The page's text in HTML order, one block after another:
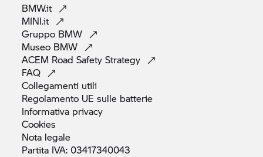
BMW.it
MINI.it
Gruppo BMW
Museo BMW
ACEM Road SafetyStrategy
FAQ
Collegamenti utili
Regolamento UE sulle batterie
Informativa privacy
Cookies
Nota legale
Partita IVA: 03417340043